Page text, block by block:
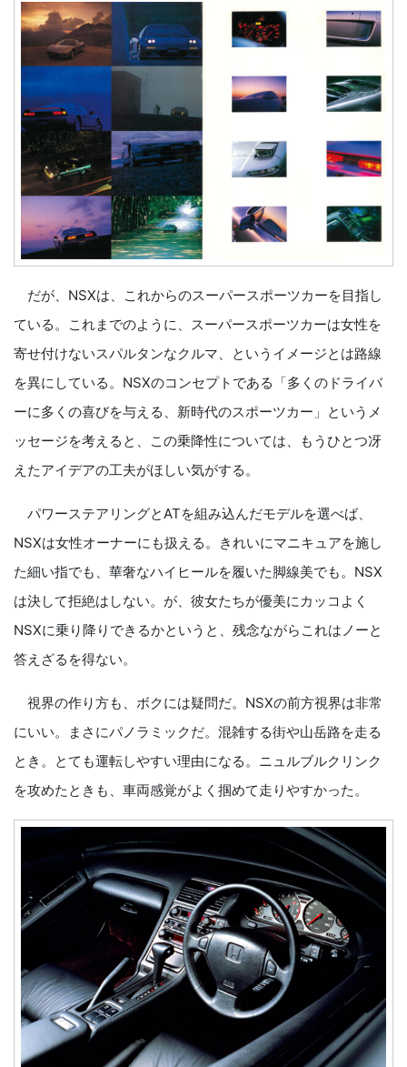
だが、NSXは、これからのスーパースポーツカーを目指し
ている。これまでのように、スーパースポーツカーは女性を
寄せ付けないスパルタンなクルマ、というイメージとは路線
を異にしている。NSXのコンセプトである「多くのドライバ
ーに多くの喜びを与える、新時代のスポーツカー」というメ
ッセージを考えると、この乗降性については、もうひとつ冴
えたアイデアの工夫がほしい気がする。
パワーステアリングとATを組み込んだモデルを選べば、
NSXは女性オーナーにも扱える。きれいにマニキュアを施し
た細い指でも、華奢なハイヒールを履いた脚線美でも。NSX
は決して拒絶はしない。が、彼女たちが優美にカッコよく
NSXに乗り降りできるかというと、残念ながらこれはノーと
答えざるを得ない。
視界の作り方も、ボクには疑問だ。NSXの前方視界は非常
にいい。まさにパノラミックだ。混雑する街や山岳路を走る
とき。とても運転しやすい理由になる。ニュルブルクリンク
を攻めたときも、車両感覚がよく掴めて走りやすかった。